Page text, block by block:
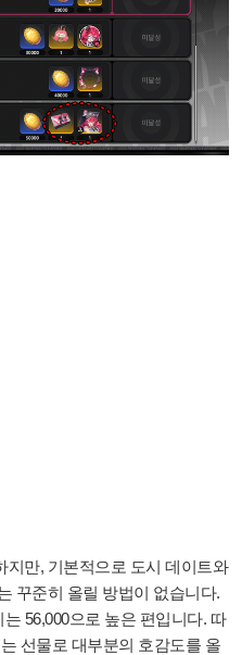
지만, 기본적으로 도시 데이트와
꾸준히 올릴 방법이 없습니다.
56,000으로 높은 편입니다. 따
선물로 대부분의 호감도를 올